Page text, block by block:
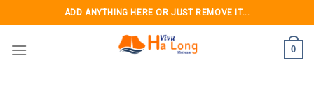
to
content
ADD ANYTHING HERE OR JUST REMOVE IT...
0